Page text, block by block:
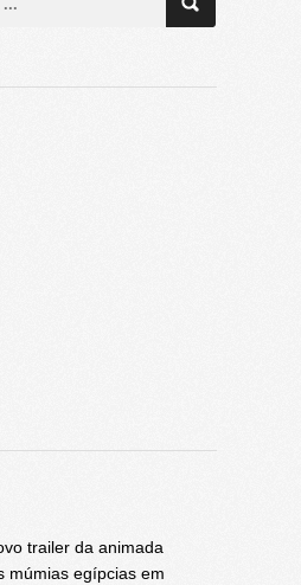
trailer da animada
múmias egípcias em